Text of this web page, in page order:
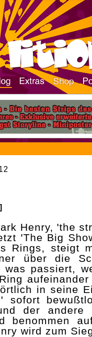
]
Henry, 'the
'The Big
Rings, steigt
über die
was passiert,
in seine
sofort
der andere
benommen
wird zum